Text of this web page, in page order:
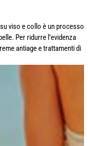
viso e collo è un processo
Per ridurre l’evidenza
antiage e trattamenti di